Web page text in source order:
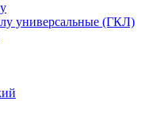
универсальные (ГКЛ)